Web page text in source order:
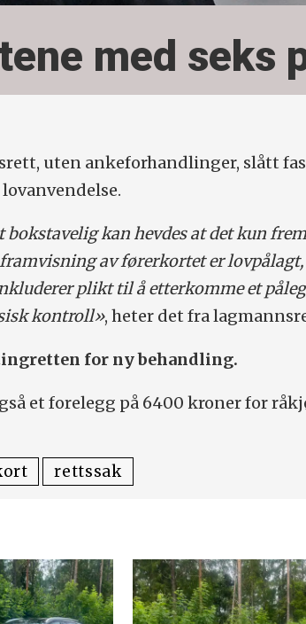
med seks
uten ankeforhandlinger, slått
kan hevdes at det kun
av førerkortet er lovpålagt,
plikt til å etterkomme et
kontroll», heter det fra
for ny behandling.
et forelegg på 6400 kroner for
rettssak